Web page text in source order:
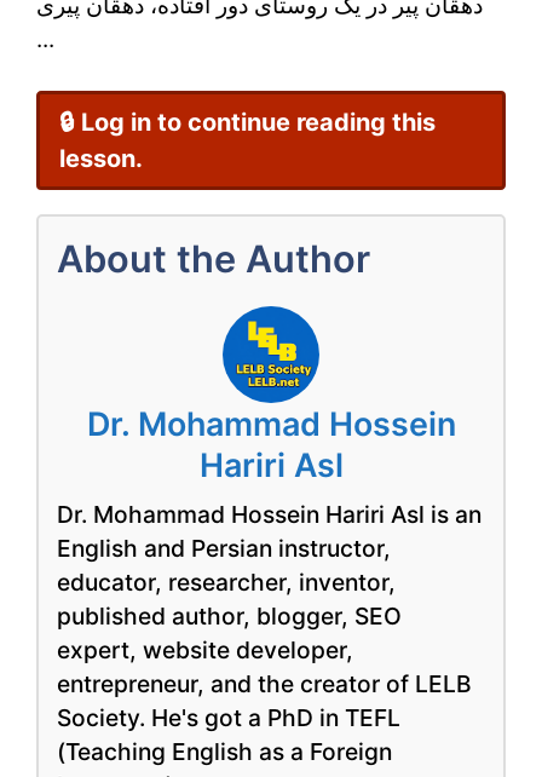
انگلیسی
...
🔒 Log in to continue reading this
lesson.
About the Author
Dr. Mohammad Hossein
Hariri Asl
Dr. Mohammad Hossein Hariri Asl is an
English and Persian instructor,
educator, researcher, inventor,
published author, blogger, SEO
expert, website developer,
entrepreneur, and the creator of LELB
Society. He's got a PhD in TEFL
(Teaching English as a Foreign